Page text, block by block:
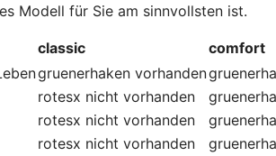
Modell für Sie am sinnvollsten ist.
classic comfort
gruenerhaken vorhanden
rotesx nicht vorhanden
rotesx nicht vorhanden
rotesx nicht vorhanden